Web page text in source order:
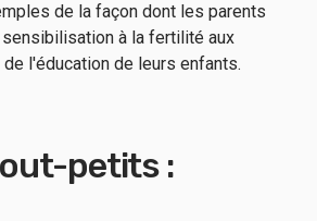
de la façon dont les parents
à la fertilité aux
l'éducation de leurs enfants.
petits :